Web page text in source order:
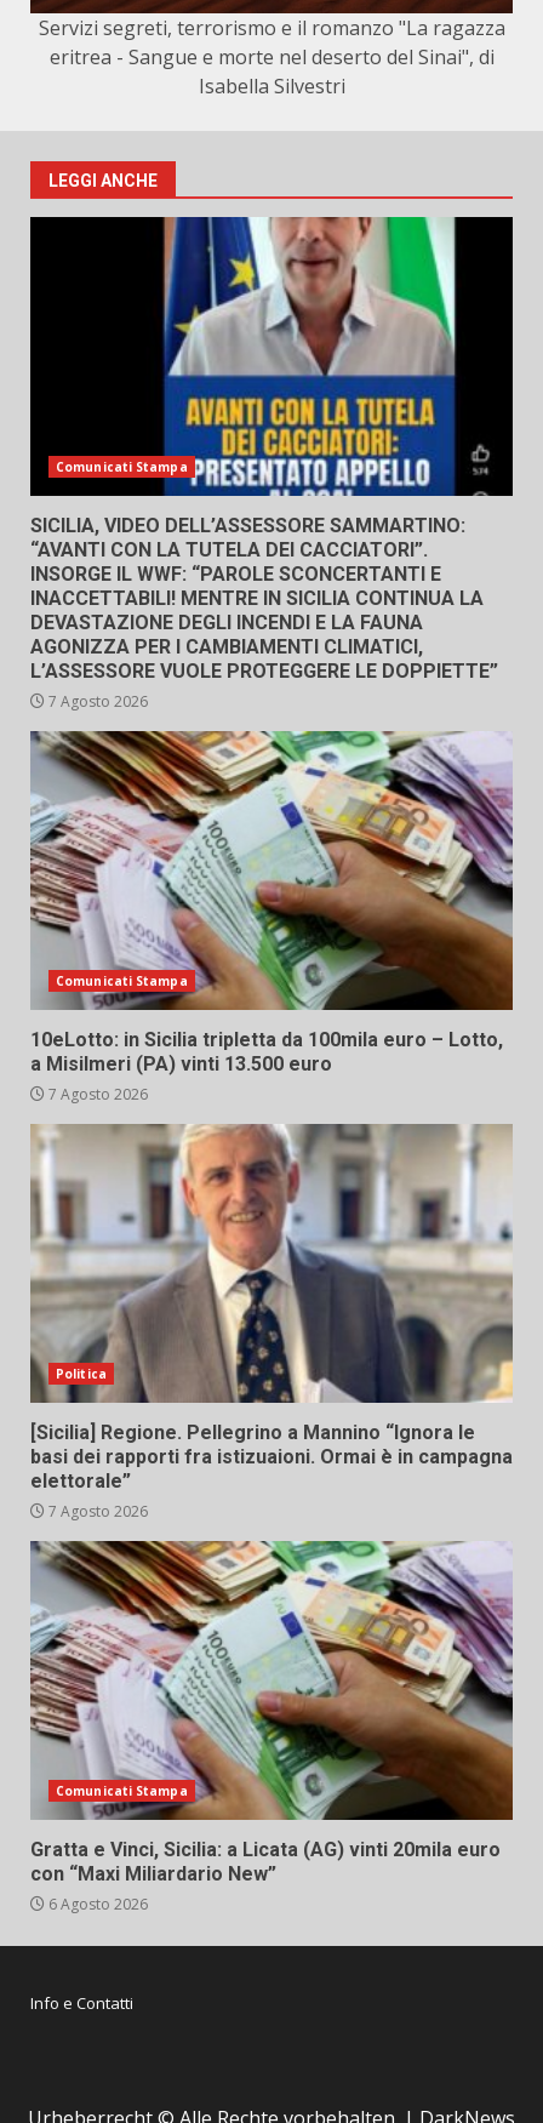
Servizi segreti, terrorismo e il romanzo "La ragazza
eritrea - Sangue e morte nel deserto del Sinai", di
Isabella Silvestri
LEGGI ANCHE
Comunicati Stampa
SICILIA, VIDEO DELL’ASSESSORE SAMMARTINO:
“AVANTI CON LA TUTELA DEI CACCIATORI”.
INSORGE IL WWF: “PAROLE SCONCERTANTI E
INACCETTABILI! MENTRE IN SICILIA CONTINUA LA
DEVASTAZIONE DEGLI INCENDI E LA FAUNA
AGONIZZA PER I CAMBIAMENTI CLIMATICI,
L’ASSESSORE VUOLE PROTEGGERE LE DOPPIETTE”
7 Agosto 2026
Comunicati Stampa
10eLotto: in Sicilia tripletta da 100mila euro – Lotto,
a Misilmeri (PA) vinti 13.500 euro
7 Agosto 2026
Politica
[Sicilia] Regione. Pellegrino a Mannino “Ignora le
basi dei rapporti fra istizuaioni. Ormai è in campagna
elettorale”
7 Agosto 2026
Comunicati Stampa
Gratta e Vinci, Sicilia: a Licata (AG) vinti 20mila euro
con “Maxi Miliardario New”
6 Agosto 2026
Info e Contatti